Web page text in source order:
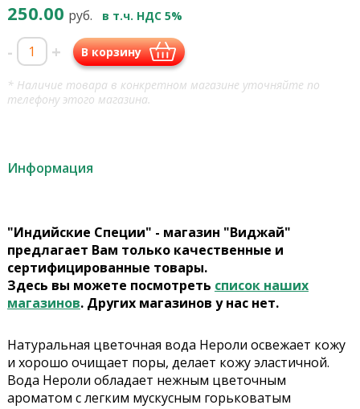
250.00 руб. в т.ч. НДС 5%
- + В корзину
* Наличие товара в конкретном магазине уточняйте по
телефону этого магазина.
Информация
"Индийские Специи" - магазин "Виджай"
предлагает Вам только качественные и
сертифицированные товары.
Здесь вы можете посмотреть список наших
магазинов. Других магазинов у нас нет.
Натуральная цветочная вода Нероли освежает кожу
и хорошо очищает поры, делает кожу эластичной.
Вода Нероли обладает нежным цветочным
ароматом с легким мускусным горьковатым